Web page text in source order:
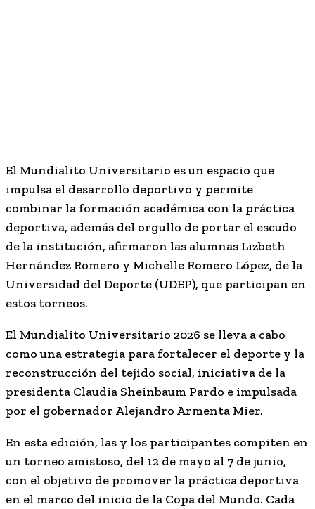
El Mundialito Universitario es un espacio que
impulsa el desarrollo deportivo y permite
combinar la formación académica con la práctica
deportiva, además del orgullo de portar el escudo
de la institución, afirmaron las alumnas Lizbeth
Hernández Romero y Michelle Romero López, de la
Universidad del Deporte (UDEP), que participan en
estos torneos.
El Mundialito Universitario 2026 se lleva a cabo
como una estrategia para fortalecer el deporte y la
reconstrucción del tejido social, iniciativa de la
presidenta Claudia Sheinbaum Pardo e impulsada
por el gobernador Alejandro Armenta Mier.
En esta edición, las y los participantes compiten en
un torneo amistoso, del 12 de mayo al 7 de junio,
con el objetivo de promover la práctica deportiva
en el marco del inicio de la Copa del Mundo. Cada